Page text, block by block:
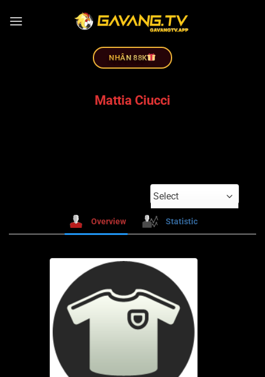
NHÂN 88K
Mattia Ciucci
Select
Overview Statistic